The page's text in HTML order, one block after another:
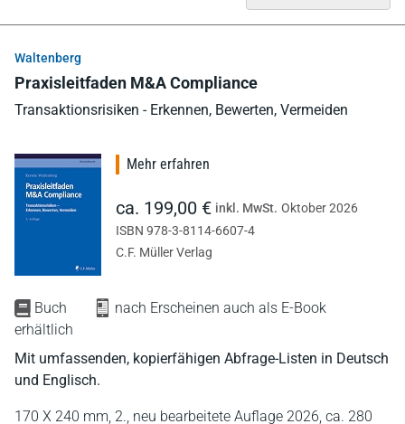
Waltenberg
Praxisleitfaden M&A Compliance
Transaktionsrisiken - Erkennen, Bewerten, Vermeiden
Buch
nach Erscheinen auch als E-Book
erhältlich
Mit umfassenden, kopierfähigen Abfrage-Listen in Deutsch
und Englisch.
170 X 240 mm, 2., neu bearbeitete Auflage 2026, ca. 280
Mehr erfahren
ca. 199,00 € inkl. MwSt. Oktober 2026
ISBN 978-3-8114-6607-4
C.F. Müller Verlag